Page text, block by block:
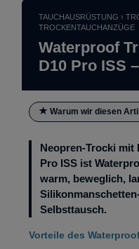
TAUCHAUSRÜSTUNG ›
TROCKENTAUCHANZÜGE
Waterproof
D10 Pro ISS
Warum wir diesen
Neopren-Trocki mit
Pro ISS ist
warm, beweglich,
Selbsttausch.
Vorteile des